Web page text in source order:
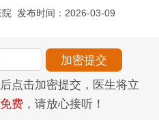
院 发布时间：2026-03-09
点击加密提交，医生将立
费 ，请放心接听！